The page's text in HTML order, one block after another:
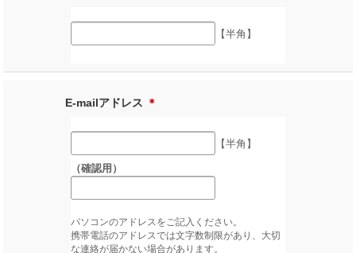
【半角】
E-mailアドレス ＊
【半角】
（確認用）
パソコンのアドレスをご記入ください。
携帯電話のアドレスでは文字数制限があり、大切
な連絡が届かない場合があります。